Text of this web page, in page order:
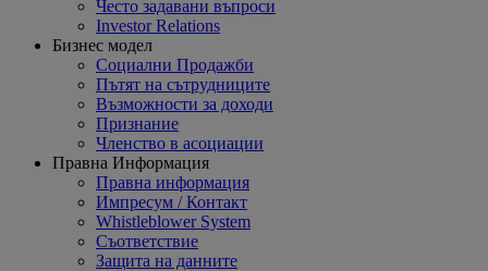
Често задавани въпроси
Investor Relations
Бизнес модел
Социални Продажби
Пътят на сътрудниците
Възможности за доходи
Признание
Членство в асоциации
Правна Информация
Правна информация
Импресум / Контакт
Whistleblower System
Съответствие
Защита на данните